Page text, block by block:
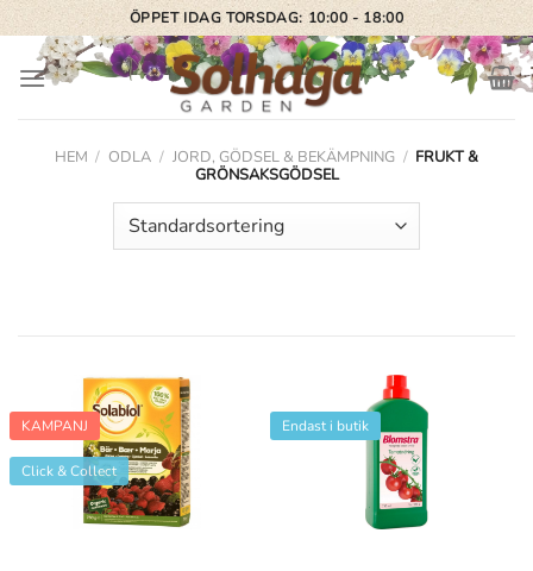
Skip
to
content
ÖPPET IDAG TORSDAG: 10:00 - 18:00
HEM / ODLA / JORD, GÖDSEL & BEKÄMPNING / FRUKT &
GRÖNSAKSGÖDSEL
KAMPANJ
Click & Collect
Endast i butik